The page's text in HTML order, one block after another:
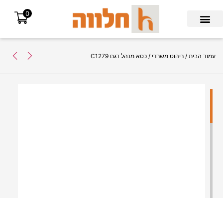
0
עמוד הבית / ריהוט משרדי / כסא מנהל דגם C1279